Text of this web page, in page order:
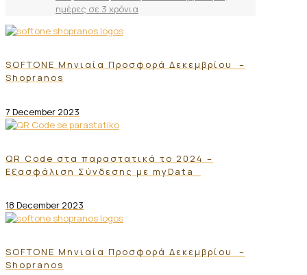
ημέρες σε 3 χρόνια
SOFTONE Μηνιαία Προσφορά Δεκεμβρίου –
Shopranos
7 December 2023
QR Code στα παραστατικά το 2024 –
Εξασφάλιση Σύνδεσης με myData
18 December 2023
SOFTONE Μηνιαία Προσφορά Δεκεμβρίου –
Shopranos